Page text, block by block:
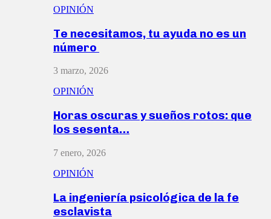
OPINIÓN
Te necesitamos, tu ayuda no es un
número
3 marzo, 2026
OPINIÓN
Horas oscuras y sueños rotos: que
los sesenta…
7 enero, 2026
OPINIÓN
La ingeniería psicológica de la fe
esclavista